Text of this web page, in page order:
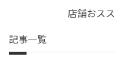
店舗おス
記事一覧